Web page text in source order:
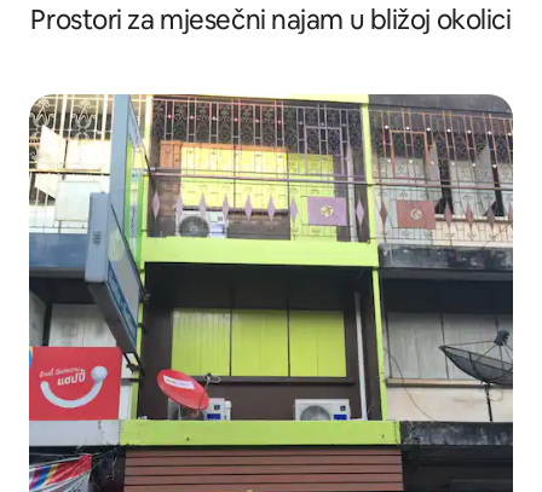
Prostori za mjesečni najam u bližoj okolici